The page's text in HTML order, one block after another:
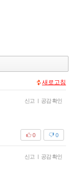
새로고침
신고 | 공감 확인
0
0
신고 | 공감 확인